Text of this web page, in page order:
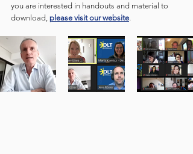
you are interested in handouts and material to
download, please visit our website.